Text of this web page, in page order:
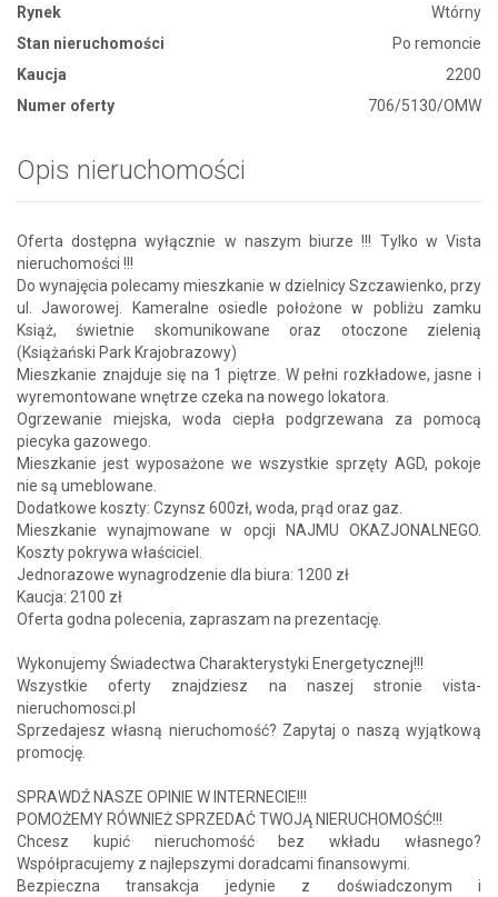
Rynek
Wtórny
Stan nieruchomości
Po remoncie
Kaucja
2200
Numer oferty
706/5130/OMW
Opis nieruchomości
Oferta dostępna wyłącznie w naszym biurze !!! Tylko w Vista
nieruchomości !!!
Do wynajęcia polecamy mieszkanie w dzielnicy Szczawienko, przy
ul. Jaworowej. Kameralne osiedle położone w pobliżu zamku
Książ, świetnie skomunikowane oraz otoczone zielenią
(Książański Park Krajobrazowy)
Mieszkanie znajduje się na 1 piętrze. W pełni rozkładowe, jasne i
wyremontowane wnętrze czeka na nowego lokatora.
Ogrzewanie miejska, woda ciepła podgrzewana za pomocą
piecyka gazowego.
Mieszkanie jest wyposażone we wszystkie sprzęty AGD, pokoje
nie są umeblowane.
Dodatkowe koszty: Czynsz 600zł, woda, prąd oraz gaz.
Mieszkanie wynajmowane w opcji NAJMU OKAZJONALNEGO.
Koszty pokrywa właściciel.
Jednorazowe wynagrodzenie dla biura: 1200 zł
Kaucja: 2100 zł
Oferta godna polecenia, zapraszam na prezentację.
Wykonujemy Świadectwa Charakterystyki Energetycznej!!!
Wszystkie oferty znajdziesz na naszej stronie vista-
nieruchomosci.pl
Sprzedajesz własną nieruchomość? Zapytaj o naszą wyjątkową
promocję.
SPRAWDŹ NASZE OPINIE W INTERNECIE!!!
POMOŻEMY RÓWNIEŻ SPRZEDAĆ TWOJĄ NIERUCHOMOŚĆ!!!
Chcesz kupić nieruchomość bez wkładu własnego?
Współpracujemy z najlepszymi doradcami finansowymi.
Bezpieczna transakcja jedynie z doświadczonym i